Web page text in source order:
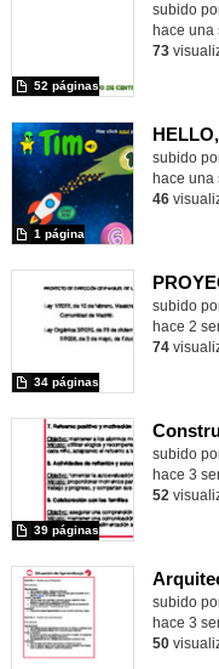
subido
52 páginas
hace una
73
subido
1 página
hace una
46
subido
34 páginas
hace 2
74
subido
39 páginas
hace 3
52
subido
hace 3
50